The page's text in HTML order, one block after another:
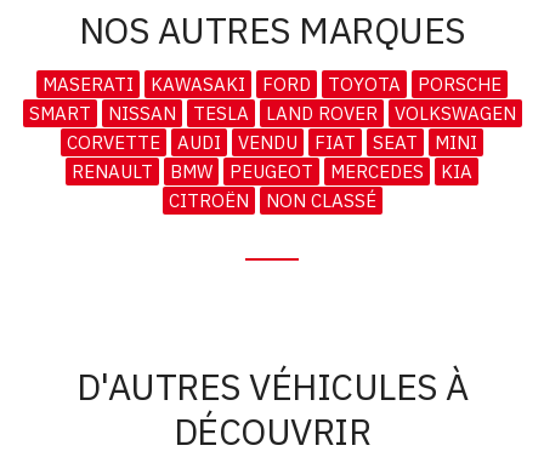
NOS AUTRES MARQUES
MASERATI KAWASAKI FORD TOYOTA
PORSCHE
SMART
NISSAN TESLA LAND ROVER
VOLKSWAGEN
CORVETTE
AUDI VENDU FIAT SEAT
MINI
RENAULT
BMW PEUGEOT MERCEDES
KIA
CITROËN
NON CLASSÉ
D'AUTRES VÉHICULES À
DÉCOUVRIR